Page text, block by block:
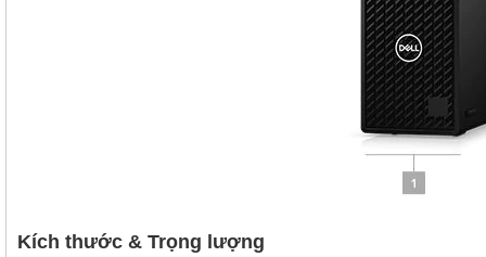
Kích thước & Trọng lượng